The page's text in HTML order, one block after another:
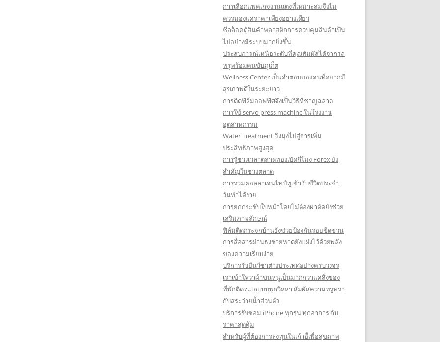
การเลือกแพคเกจงานแต่งที่เหมาะสมจึงไม่
ควรมองแค่ราคาเพียงอย่างเดียว
ซีลล็อคตู้สินค้าพลาสติกการควบคุมสินค้าเป็น
ไปอย่างมีระบบมากยิ่งขึ้น
ประสบการณ์เหนือระดับที่คุณสัมผัสได้จากรถ
หรูพร้อมคนขับภูเก็ต
Wellness Center เป็นคำตอบของคนที่อยากมี
สุขภาพดีในระยะยาว
การติดฟิล์มออฟฟิศจึงเป็นวิธีที่ชาญฉลาด
การใช้ servo press machine ในโรงงาน
อุตสาหกรรม
Water Treatment จึงมุ่งไปสู่การเพิ่ม
ประสิทธิภาพสูงสุด
การรู้ช่วงเวลาตลาดทองเปิดกี่โมง Forex ยัง
สำคัญในช่วงตลาด
การรวมคอลลาเจนไทป์ทูเข้ากับชีวิตประจำ
วันทำได้ง่าย
การยกกระชับใบหน้าโดยไม่ต้องผ่าตัดยังช่วย
เสริมภาพลักษณ์
ฟิล์มติดกระจกบ้านยังช่วยป้องกันรอยขีดข่วน
การสื่อสารผ่านธงชายหาดยังแฝงไว้ด้วยพลัง
ของความเรียบง่าย
บริการรับยื่นวีซ่าต่างประเทศอย่างครบวงจร
เราเข้าใจว่าผ้าขนหนูเป็นมากกว่าแค่สิ่งของ
ที่พักติดทะเลแบบพูลวิลล่า สัมผัสความหรูหรา
กับสระว่ายน้ำส่วนตัว
บริการรับซ่อม iPhone ทุกรุ่น ทุกอาการ กับ
ราคาสุดคุ้ม
สำหรับผู้ที่ต้องการลงทุนในเก้าอี้เพื่อสุขภาพ